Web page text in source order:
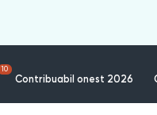
10
Contribuabil onest 2026